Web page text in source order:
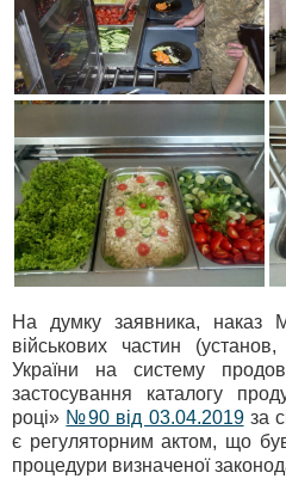
На думку заявника, наказ
військових частин
України на систему
застосування каталогу
році» №90 від 03.04.2019за
є регуляторним актом, що
процедури визначеної